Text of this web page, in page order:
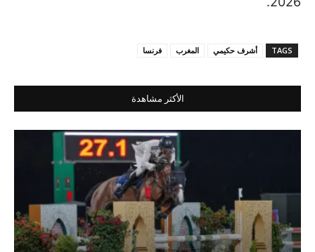
TAGS أشرف حكيمي المغرب فرنسا
الأكثر مشاهدة